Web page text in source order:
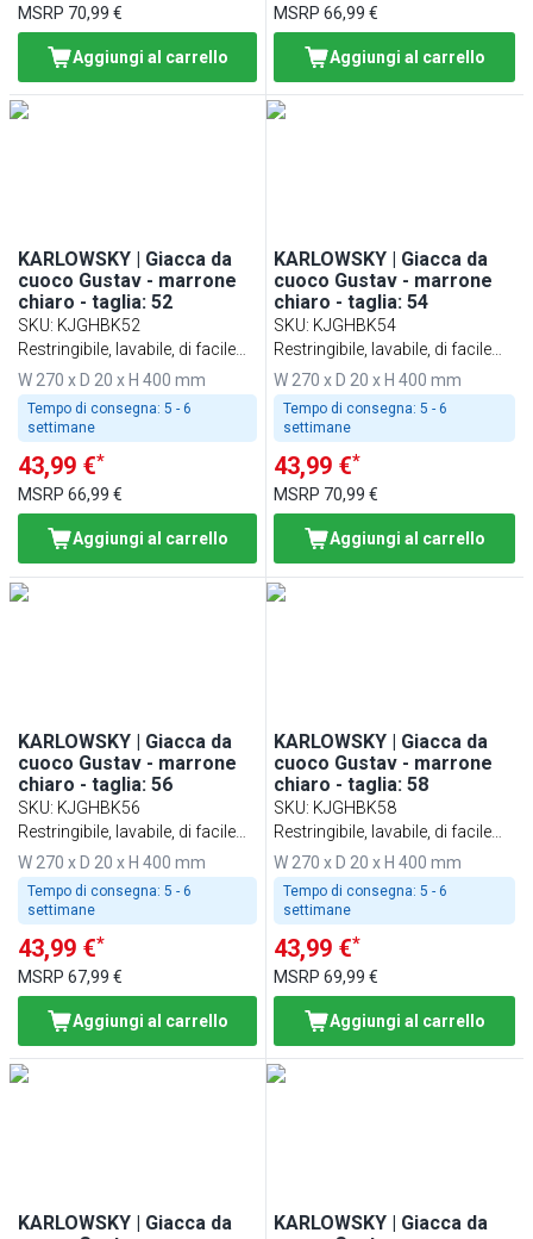
MSRP 70,99 €
Aggiungi al carrello
MSRP66,99 €
Aggiungi al carrello
KARLOWSKY | Giacca da
cuoco Gustav - marrone
chiaro - taglia: 52
SKU: KJGHBK52
Restringibile, lavabile, di facile
manutenzione
W 270 x D 20 x H 400 mm
Tempo di consegna: 5 - 6
settimane
43,99 €*
MSRP 66,99 €
Aggiungi al carrello
KARLOWSKY | Giacca da
cuoco Gustav - marrone
chiaro - taglia: 54
SKU: KJGHBK54
Restringibile, lavabile, di facile
manutenzione
W 270 x D 20 x H 400 mm
Tempo di consegna: 5 - 6
settimane
43,99 €*
MSRP 70,99 €
Aggiungi al carrello
KARLOWSKY | Giacca da
cuoco Gustav - marrone
chiaro - taglia: 56
SKU: KJGHBK56
Restringibile, lavabile, di facile
manutenzione
W 270 x D 20 x H 400 mm
Tempo di consegna: 5 - 6
settimane
43,99 €*
MSRP 67,99 €
Aggiungi al carrello
KARLOWSKY | Giacca da
cuoco Gustav - marrone
chiaro - taglia: 58
SKU: KJGHBK58
Restringibile, lavabile, di facile
manutenzione
W 270 x D 20 x H 400 mm
Tempo di consegna: 5 - 6
settimane
43,99 €*
MSRP69,99 €
Aggiungi al carrello
KARLOWSKY | Giacca da
KARLOWSKY | Giacca da